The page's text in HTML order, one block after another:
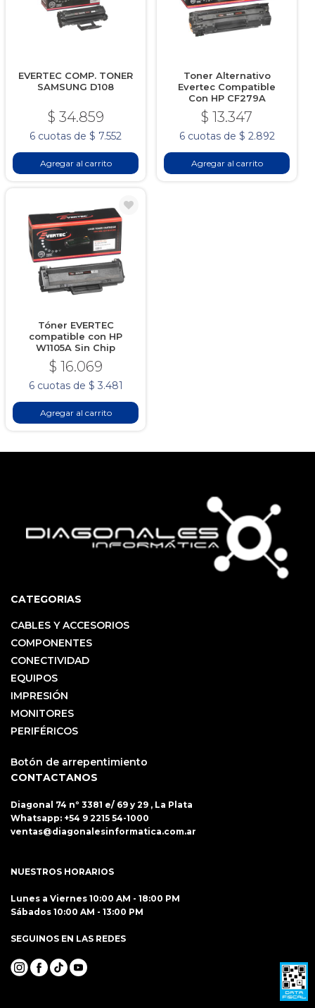
EVERTEC COMP. TONER
SAMSUNG D108
$ 34.859
6 cuotas de $ 7.552
Agregar al carrito
Toner Alternativo
Evertec Compatible
Con HP CF279A
$ 13.347
6 cuotas de $ 2.892
Agregar al carrito
Tóner EVERTEC
compatible con HP
W1105A Sin Chip
$ 16.069
6 cuotas de $ 3.481
Agregar al carrito
CATEGORIAS
CABLES Y ACCESORIOS
COMPONENTES
CONECTIVIDAD
EQUIPOS
IMPRESIÓN
MONITORES
PERIFÉRICOS
Botón de arrepentimiento
CONTACTANOS
Diagonal 74 nº 3381 e/ 69 y 29 , La Plata
Whatsapp: +54 9 2215 54-1000
ventas@diagonalesinformatica.com.ar
NUESTROS HORARIOS
Lunes a Viernes 10:00 AM - 18:00 PM
Sábados 10:00 AM - 13:00 PM
SEGUINOS EN LAS REDES